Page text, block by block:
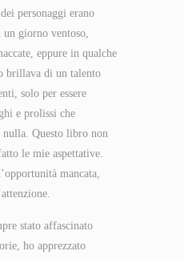
personaggi erano
giorno ventoso,
eppure in qualche
brillava di un talento
solo per essere
e prolissi che
nulla. Questo libro non
le mie aspettative.
mancata,
stato affascinato
ho apprezzato